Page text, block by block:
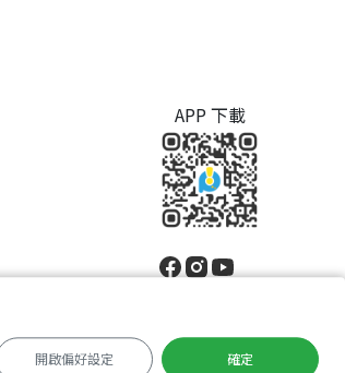
APP 下載
中文
開啟偏好設定 確定